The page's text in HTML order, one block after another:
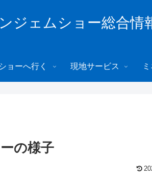
ジェムショー総合情
ョーへ行く 現地サービス
の様子